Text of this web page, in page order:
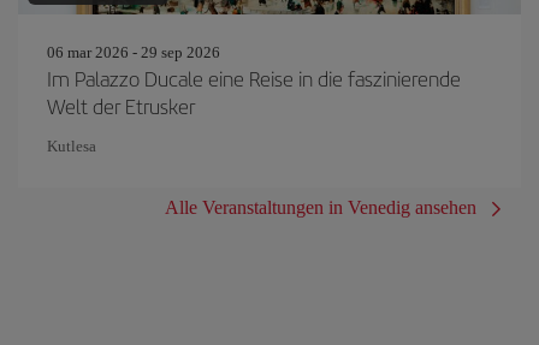
06 mar 2026 - 29 sep 2026
Im Palazzo Ducale eine Reise in die faszinierende
Welt der Etrusker
Kutlesa
Alle Veranstaltungen in Venedig ansehen